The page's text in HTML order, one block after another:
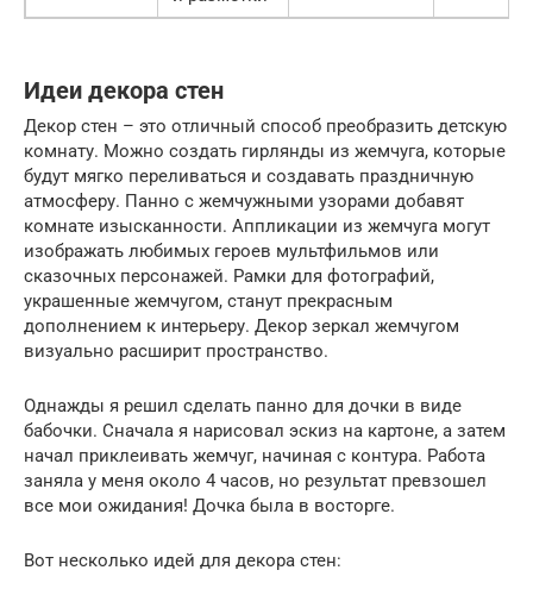
Идеи декора стен
Декор стен – это отличный способ преобразить детскую
комнату. Можно создать гирлянды из жемчуга, которые
будут мягко переливаться и создавать праздничную
атмосферу. Панно с жемчужными узорами добавят
комнате изысканности. Аппликации из жемчуга могут
изображать любимых героев мультфильмов или
сказочных персонажей. Рамки для фотографий,
украшенные жемчугом, станут прекрасным
дополнением к интерьеру. Декор зеркал жемчугом
визуально расширит пространство.
Однажды я решил сделать панно для дочки в виде
бабочки. Сначала я нарисовал эскиз на картоне, а затем
начал приклеивать жемчуг, начиная с контура. Работа
заняла у меня около 4 часов, но результат превзошел
все мои ожидания! Дочка была в восторге.
Вот несколько идей для декора стен: